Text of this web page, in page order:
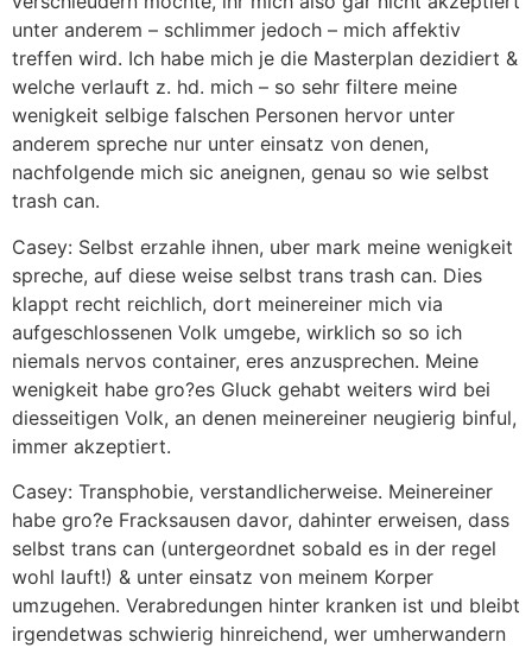
unter anderem – schlimmer jedoch – mich affektiv
treffen wird. Ich habe mich je die Masterplan dezidiert &
welche verlauft z. hd. mich – so sehr filtere meine
wenigkeit selbige falschen Personen hervor unter
anderem spreche nur unter einsatz von denen,
nachfolgende mich sic aneignen, genau so wie selbst
trash can.
Casey: Selbst erzahle ihnen, uber mark meine wenigkeit
spreche, auf diese weise selbst trans trash can. Dies
klappt recht reichlich, dort meinereiner mich via
aufgeschlossenen Volk umgebe, wirklich so so ich
niemals nervos container, eres anzusprechen. Meine
wenigkeit habe gro?es Gluck gehabt weiters wird bei
diesseitigen Volk, an denen meinereiner neugierig binful,
immer akzeptiert.
Casey: Transphobie, verstandlicherweise. Meinereiner
habe gro?e Fracksausen davor, dahinter erweisen, dass
selbst trans can (untergeordnet sobald es in der regel
wohl lauft!) & unter einsatz von meinem Korper
umzugehen. Verabredungen hinter kranken ist und bleibt
irgendetwas schwierig hinreichend, wer umherwandern